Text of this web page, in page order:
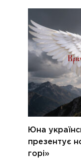
Юна
презентує
горі»